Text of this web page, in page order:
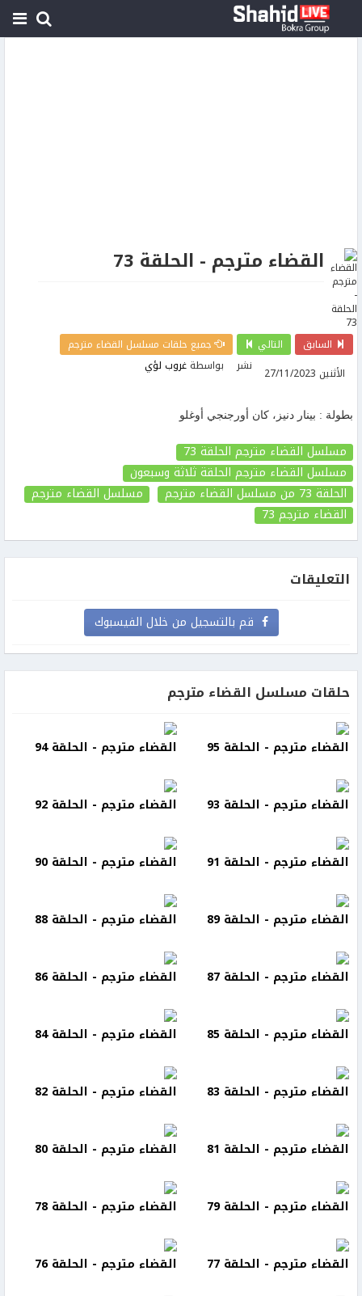
القضاء مترجم - الحلقة 73
السابق التالي
جميع حلقات مسلسل القضاء مترجم
نشر
الأثنين 27/11/2023 بواسطة غروب لؤي
بطولة : بينار دنيز، كان أورجنجي أوغلو
مسلسل القضاء مترجم الحلقة 73
مسلسل القضاء مترجم الحلقة ثلاثة وسبعون
الحلقة 73
من مسلسل القضاء مترجم
مسلسل القضاء مترجم
القضاء مترجم 73
التعليقات
قم بالتسجيل من خلال الفيسبوك
حلقات مسلسل القضاء مترجم
القضاء مترجم - الحلقة 95 القضاء مترجم - الحلقة 94
القضاء مترجم - الحلقة 93 القضاء مترجم - الحلقة 92
القضاء مترجم - الحلقة 91 القضاء مترجم - الحلقة 90
القضاء مترجم - الحلقة 89 القضاء مترجم - الحلقة 88
القضاء مترجم - الحلقة 87 القضاء مترجم - الحلقة 86
القضاء مترجم - الحلقة 85 القضاء مترجم - الحلقة 84
القضاء مترجم - الحلقة 83 القضاء مترجم - الحلقة 82
القضاء مترجم - الحلقة 81 القضاء مترجم - الحلقة 80
القضاء مترجم - الحلقة 79 القضاء مترجم - الحلقة 78
القضاء مترجم - الحلقة 77 القضاء مترجم - الحلقة 76